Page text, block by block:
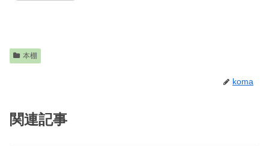
本棚
koma
関連記事